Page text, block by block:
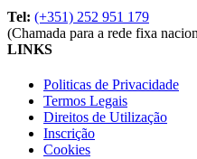
Tel: (+351) 252 951 179
(Chamada para a rede fixa
LINKS
Politicas de Privacidade
Termos Legais
Direitos de Utilização
Inscrição
Cookies